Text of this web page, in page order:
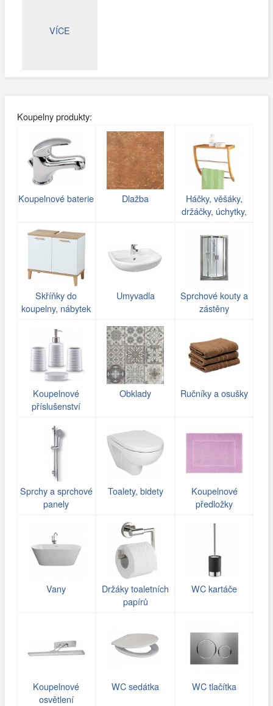
VÍCE
Koupelny produkty:
Koupelnové baterie Dlažba
Háčky, věšáky,
držáčky, úchytky,
Skříňky do
koupelny, nábytek
Umyvadla
Sprchové kouty a
zástěny
Koupelnové
příslušenství
Obklady Ručníky a osušky
Sprchy a sprchové
panely
Toalety, bidety
Koupelnové
předložky
Vany
Držáky toaletních
papírů
WC kartáče
Koupelnové
osvětlení
WC sedátka WC tlačítka